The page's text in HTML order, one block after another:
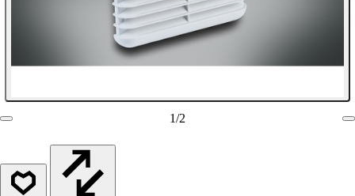
1/2